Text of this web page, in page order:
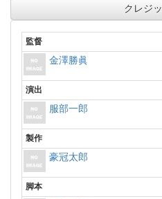
クレジ
監督
金澤勝眞
演出
服部一郎
製作
豪冠太郎
脚本